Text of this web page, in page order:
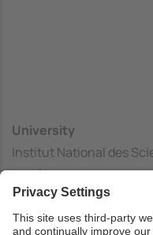
University
Institut National des
Lyon)
Center
Computer Sciences